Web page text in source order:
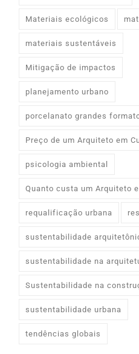
Materiais ecológicos
materiais sustentáveis
Mitigação de impactos
planejamento urbano
porcelanato grandes
Preço de um Arquiteto em
psicologia ambiental
Quanto custa um Arquiteto
requalificação urbana
sustentabilidade
sustentabilidade na
Sustentabilidade na
sustentabilidade urbana
tendências globais